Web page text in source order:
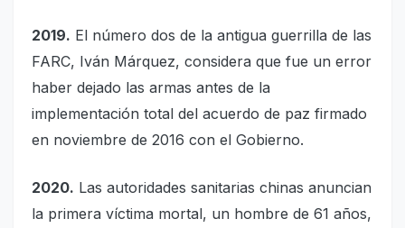
2019. El número dos de la antigua guerrilla de las
FARC, Iván Márquez, considera que fue un error
haber dejado las armas antes de la
implementación total del acuerdo de paz firmado
en noviembre de 2016 con el Gobierno.
2020. Las autoridades sanitarias chinas anuncian
la primera víctima mortal, un hombre de 61 años,